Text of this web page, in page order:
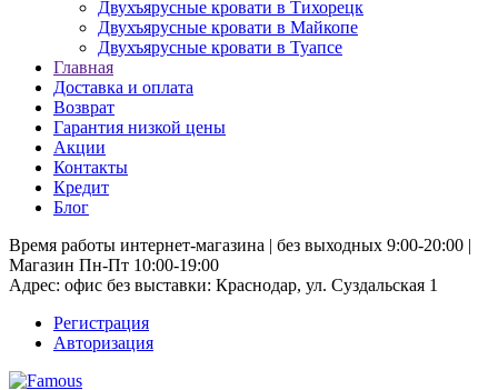
Двухъярусные кровати в Тихорецк
Двухъярусные кровати в Майкопе
Двухъярусные кровати в Туапсе
Главная
Доставка и оплата
Возврат
Гарантия низкой цены
Акции
Контакты
Кредит
Блог
Время работы интернет-магазина | без выходных 9:00-20:00 |
Магазин Пн-Пт 10:00-19:00
Адрес: офис без выставки: Краснодар, ул. Суздальская 1
Регистрация
Авторизация